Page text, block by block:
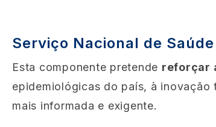
Serviço Nacional de Saúde
Esta componente pretende reforçar
epidemiológicas do país, à
mais informada e exigente.